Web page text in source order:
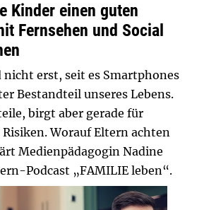
Kinder einen guten
Fernsehen und Social
nicht erst, seit es Smartphones
Bestandteil unseres Lebens.
birgt aber gerade für
Worauf Eltern achten
Medienpädagogin Nadine
Podcast „FAMILIE leben“.